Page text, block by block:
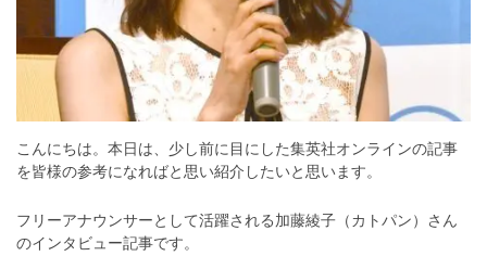
こんにちは。 本日は、少し前に目にした集英社オンラインの記事
を皆様の参考になればと思い紹介したいと思います。
フリーアナウンサーとして活躍される加藤綾子（カトパン）さん
のインタビュー記事です。